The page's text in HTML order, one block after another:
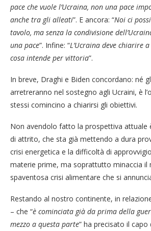
pace che vuole l’Ucraina, non una pace
anche tra gli alleati”. E ancora: “Noi ci
tavolo, ma senza la condivisione
una pace”. Infine: “L’Ucraina deve chiarire
cosa intende per vittoria”.
In breve, Draghi e Biden concordano: né
arretreranno nel sostegno agli Ucraini, è
stessi comincino a chiarirsi gli obiettivi.
Non avendolo fatto la prospettiva attuale
di attrito, che sta già mettendo a dura
crisi energetica e la difficoltà di
materie prime, ma soprattutto minaccia il
spaventosa crisi alimentare che si
Restando al nostro continente, in
– che “è cominciata già da prima della
mezzo a questa parte” ha precisato il